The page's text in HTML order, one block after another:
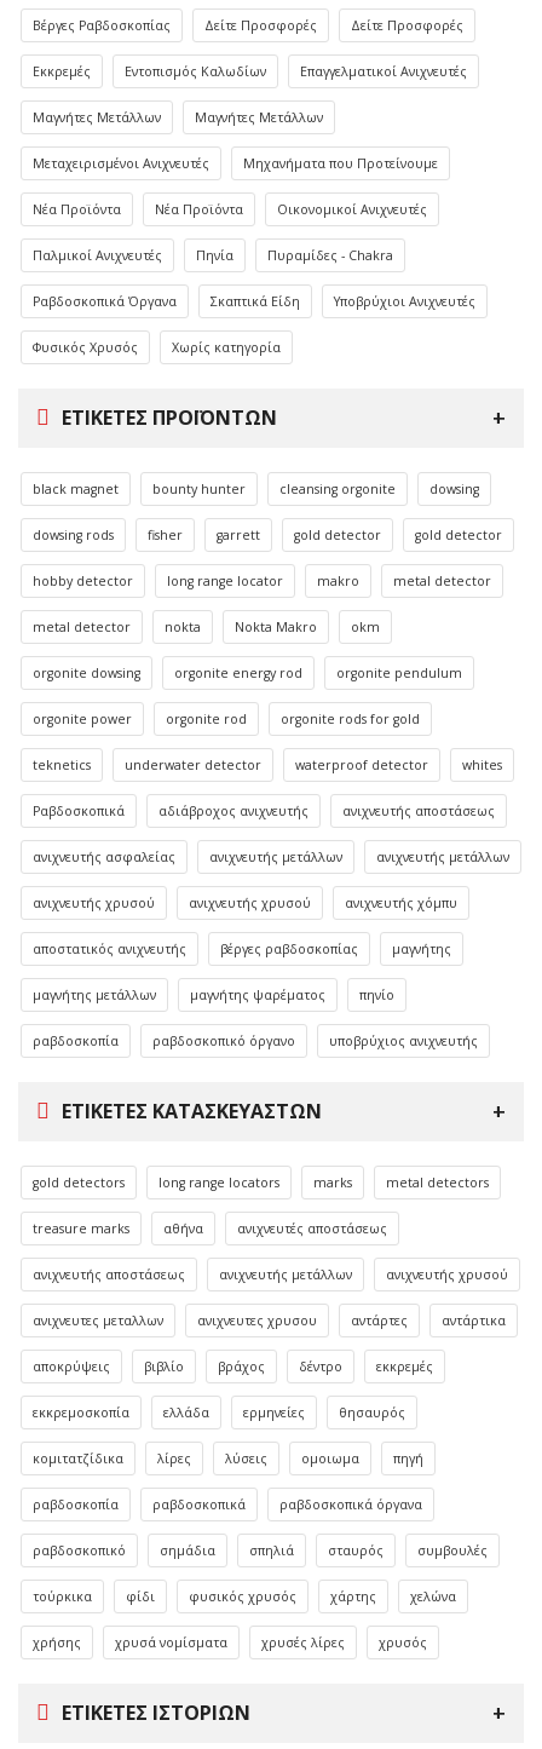
Βέργες Ραβδοσκοπίας Δείτε Προσφορές Δείτε Προσφορές
Εκκρεμές Εντοπισμός Καλωδίων Επαγγελματικοί Ανιχνευτές
Μαγνήτες Μετάλλων Μαγνήτες Μετάλλων
Μεταχειρισμένοι Ανιχνευτές Μηχανήματα που Προτείνουμε
Νέα Προϊόντα Νέα Προϊόντα Οικονομικοί Ανιχνευτές
Παλμικοί Ανιχνευτές Πηνία Πυραμίδες - Chakra
Ραβδοσκοπικά Όργανα Σκαπτικά Είδη Υποβρύχιοι Ανιχνευτές
Φυσικός Χρυσός Χωρίς κατηγορία
ΕΤΙΚΈΤΕΣ ΠΡΟΪΌΝΤΩΝ
black magnet bounty hunter cleansing orgonite dowsing
dowsing rods fisher garrett gold detector gold detector
hobby detector long range locator makro metal detector
metal detector nokta Nokta Makro okm
orgonite dowsing orgonite energy rod orgonite pendulum
orgonite power orgonite rod orgonite rods for gold
teknetics underwater detector waterproof detector whites
Ραβδοσκοπικά αδιάβροχος ανιχνευτής ανιχνευτής αποστάσεως
ανιχνευτής ασφαλείας ανιχνευτής μετάλλων ανιχνευτής μετάλλων
ανιχνευτής χρυσού ανιχνευτής χρυσού ανιχνευτής χόμπυ
αποστατικός ανιχνευτής βέργες ραβδοσκοπίας μαγνήτης
μαγνήτης μετάλλων μαγνήτης ψαρέματος πηνίο
ραβδοσκοπία ραβδοσκοπικό όργανο υποβρύχιος ανιχνευτής
ΕΤΙΚΈΤΕΣ ΚΑΤΑΣΚΕΥΑΣΤΏΝ
gold detectors long range locators marks metal detectors
treasure marks αθήνα ανιχνευτές αποστάσεως
ανιχνευτής αποστάσεως ανιχνευτής μετάλλων ανιχνευτής χρυσού
ανιχνευτες μεταλλων ανιχνευτες χρυσου αντάρτες αντάρτικα
αποκρύψεις βιβλίο βράχος δέντρο εκκρεμές
εκκρεμοσκοπία ελλάδα ερμηνείες θησαυρός
κομιτατζίδικα λίρες λύσεις ομοιωμα πηγή
ραβδοσκοπία ραβδοσκοπικά ραβδοσκοπικά όργανα
ραβδοσκοπικό σημάδια σπηλιά σταυρός συμβουλές
τούρκικα φίδι φυσικός χρυσός χάρτης χελώνα
χρήσης χρυσά νομίσματα χρυσές λίρες χρυσός
ΕΤΙΚΈΤΕΣ ΙΣΤΟΡΙΏΝ